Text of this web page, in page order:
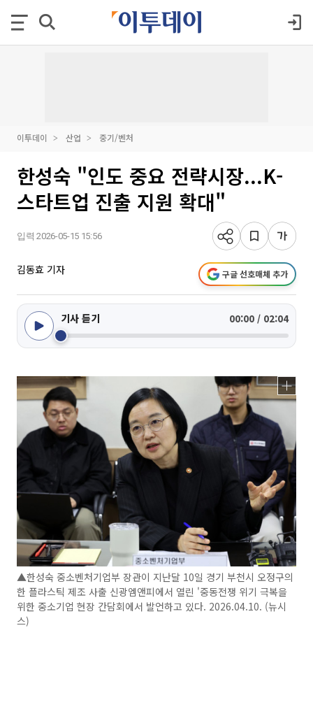
이투데이 산업 중기/벤처
한성숙 "인도 중요 전략시장...K-
스타트업 진출 지원 확대"
입력 2026-05-15 15:56
김동효 기자 구글 선호매체 추가
기사 듣기 00:00 / 02:04
▲한성숙 중소벤처기업부 장관이 지난달 10일 경기 부천시 오정구의
한 플라스틱 제조 사출 신광엠앤피에서 열린 '중동전쟁 위기 극복을
위한 중소기업 현장 간담회에서 발언하고 있다. 2026.04.10. (뉴시
스)